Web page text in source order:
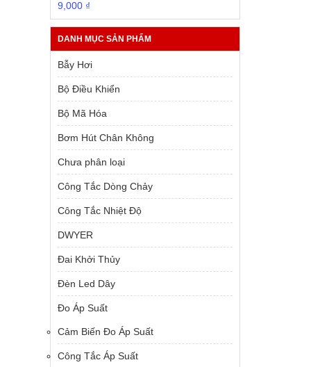
Giá
gốc
là:
10,000 ₫.
9,000 ₫
hiện
tại
là:
9,000 ₫.
DANH MỤC SẢN PHẨM
Bẫy Hơi
Bộ Điều Khiển
Bộ Mã Hóa
Bơm Hút Chân Không
Chưa phân loại
Công Tắc Dòng Chảy
Công Tắc Nhiệt Độ
DWYER
Đai Khởi Thủy
Đèn Led Dây
Đo Áp Suất
Cảm Biến Đo Áp Suất
Công Tắc Áp Suất